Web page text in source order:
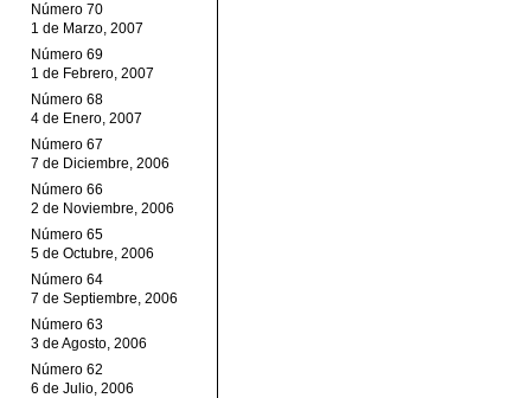
Número 70
1 de Marzo, 2007
Número 69
1 de Febrero, 2007
Número 68
4 de Enero, 2007
Número 67
7 de Diciembre, 2006
Número 66
2 de Noviembre, 2006
Número 65
5 de Octubre, 2006
Número 64
7 de Septiembre, 2006
Número 63
3 de Agosto, 2006
Número 62
6 de Julio, 2006